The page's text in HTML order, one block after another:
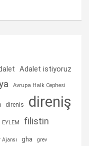
Adalet istiyoruz
Avrupa Halk Cephesi
direnis direniş
EYLEM filistin
gha grev